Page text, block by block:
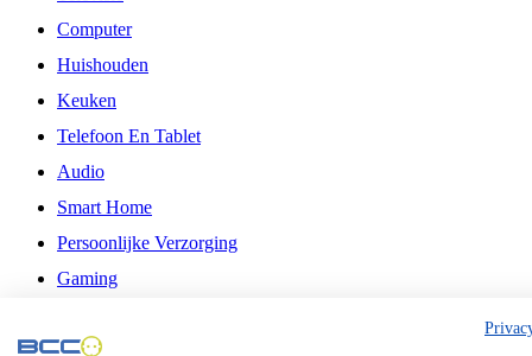
Computer
Huishouden
Keuken
Telefoon En Tablet
Audio
Smart Home
Persoonlijke Verzorging
Gaming